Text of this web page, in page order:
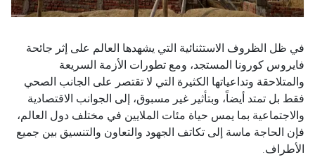
في ظل الظروف الاستثنائية التي يشهدها العالم على إثر جائحة
فايروس كورونا المستجد، ومع تطورات الأزمة السريعة
والمتلاحقة وتداعياتها الكثيرة التي لا تقتصر على الجانب الصحي
فقط بل تمتد أيضاً، وبتأثير غير مسبوق، إلى الجوانب الاقتصادية
والاجتماعية بما يمس حياة مئات الملايين في مختلف دول العالم،
فإن الحاجة ماسة إلى تكاتف الجهود والتعاون والتنسيق بين جميع
الأطراف.